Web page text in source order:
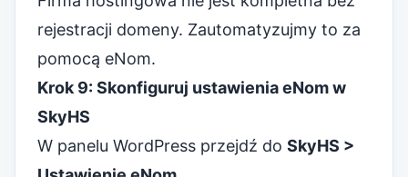
rejestracji domeny. Zautomatyzujmy to za
pomocą eNom.
Krok 9: Skonfiguruj ustawienia eNom w
SkyHS
W panelu WordPress przejdź do SkyHS >